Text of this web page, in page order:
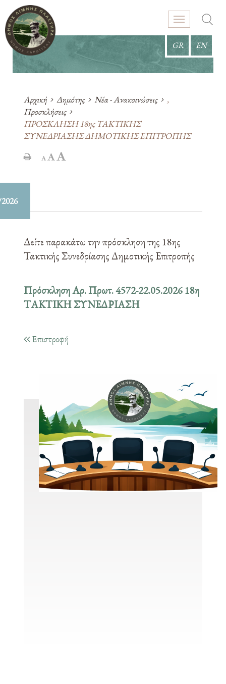
GR EN
Αρχική Δημότης Νέα - Ανακοινώσεις
,
Προσκλήσεις
ΠΡΟΣΚΛΗΣΗ 18ης ΤΑΚΤΙΚΗΣ
ΣΥΝΕΔΡΙΑΣΗΣ ΔΗΜΟΤΙΚΗΣ ΕΠΙΤΡΟΠΗΣ
Δείτε παρακάτω την πρόσκληση της 18ης
Τακτικής Συνεδρίασης Δημοτικής Επιτροπής
Πρόσκληση Αρ. Πρωτ. 4572-22.05.2026 18η
ΤΑΚΤΙΚΗ ΣΥΝΕΔΡΙΑΣΗ
Επιστροφή